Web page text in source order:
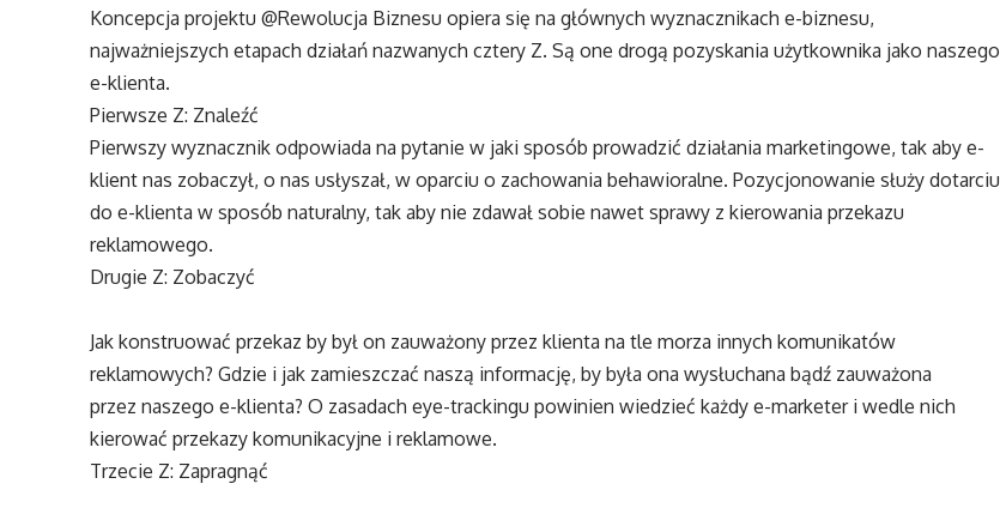
Koncepcja projektu @Rewolucja Biznesu opiera się na głównych wyznacznikach e-biznesu,
najważniejszych etapach działań nazwanych cztery Z. Są one drogą pozyskania użytkownika jako naszego
e-klienta.
Pierwsze Z: Znaleźć
Pierwszy wyznacznik odpowiada na pytanie w jaki sposób prowadzić działania marketingowe, tak aby e-
klient nas zobaczył, o nas usłyszał, w oparciu o zachowania behawioralne. Pozycjonowanie służy dotarciu
do e-klienta w sposób naturalny, tak aby nie zdawał sobie nawet sprawy z kierowania przekazu
reklamowego.
Drugie Z: Zobaczyć
Jak konstruować przekaz by był on zauważony przez klienta na tle morza innych komunikatów
reklamowych? Gdzie i jak zamieszczać naszą informację, by była ona wysłuchana bądź zauważona
przez naszego e-klienta? O zasadach eye-trackingu powinien wiedzieć każdy e-marketer i wedle nich
kierować przekazy komunikacyjne i reklamowe.
Trzecie Z: Zapragnąć